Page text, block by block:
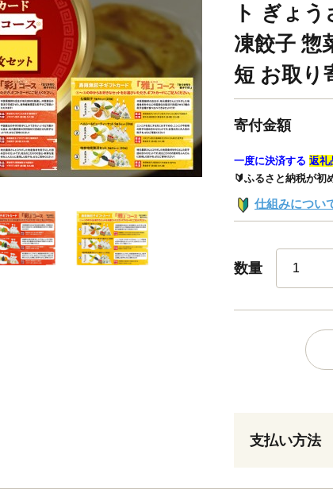
ト ぎょ
凍餃子 惣
短 お取り
寄付金額
一度に決済する 返礼
🔰ふるさと納税が初
仕組みについ
数量
支払い方法